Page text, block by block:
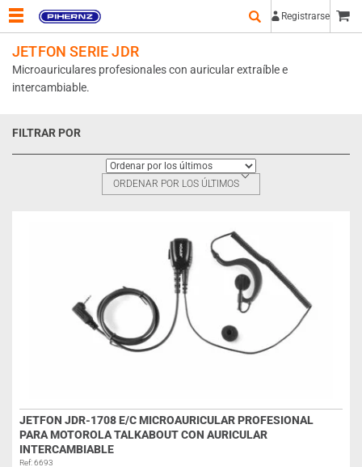
Registrarse
JETFON SERIE JDR
Microauriculares profesionales con auricular extraíble e
intercambiable.
FILTRAR POR
ORDENAR POR LOS ÚLTIMOS
JETFON JDR-1708 E/C MICROAURICULAR PROFESIONAL
PARA MOTOROLA TALKABOUT CON AURICULAR
INTERCAMBIABLE
Ref: 6693